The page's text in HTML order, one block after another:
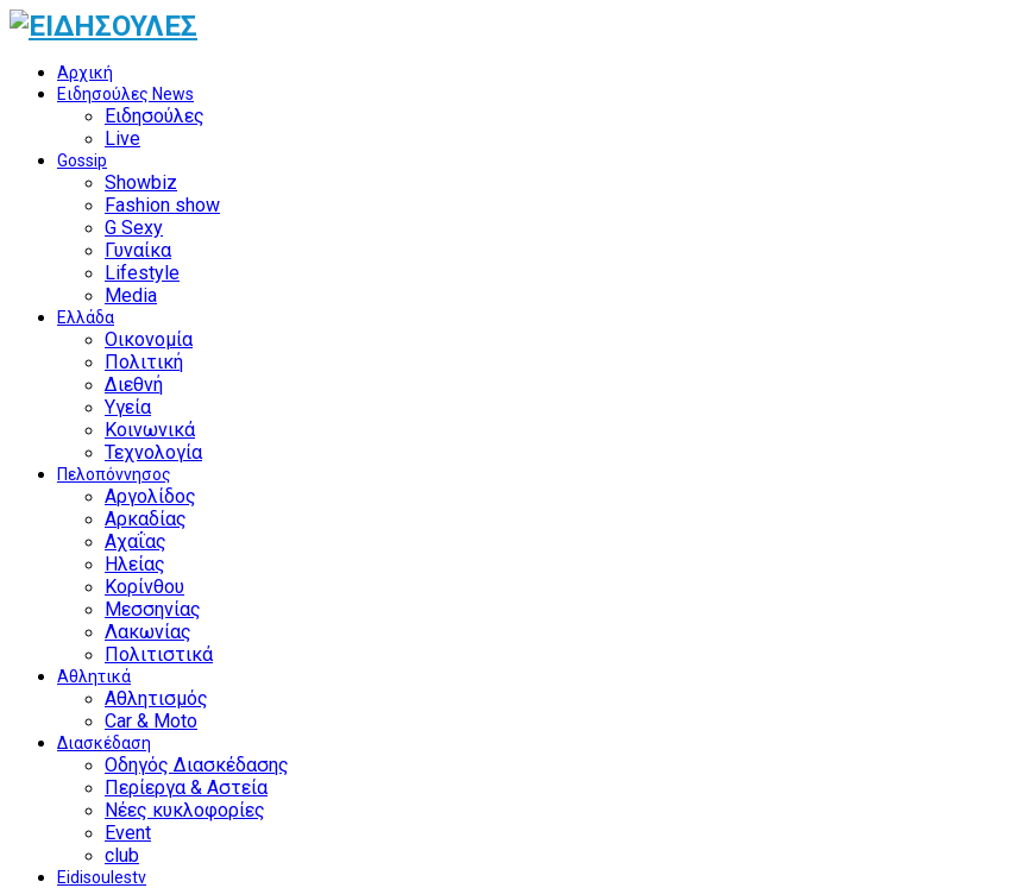
Αρχική
Ειδησούλες News
Ειδησούλες
Live
Gossip
Showbiz
Fashion show
G Sexy
Γυναίκα
Lifestyle
Media
Ελλάδα
Οικονομία
Πολιτική
Διεθνή
Υγεία
Κοινωνικά
Τεχνολογία
Πελοπόννησος
Αργολίδος
Αρκαδίας
Αχαΐας
Ηλείας
Κορίνθου
Μεσσηνίας
Λακωνίας
Πολιτιστικά
Αθλητικά
Αθλητισμός
Car & Moto
Διασκέδαση
Οδηγός Διασκέδασης
Περίεργα & Αστεία
Νέες κυκλοφορίες
Event
club
Eidisoulestv